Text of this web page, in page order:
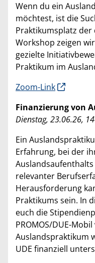
Wenn du ein
möchtest, ist die
Praktikumsplatz der
Workshop zeigen
gezielte
Praktikum im
Zoom-Link
Finanzierung von
Dienstag, 23.06.26,
Ein
Erfahrung, bei der
relevanter
Herausforderung
Praktikums sein. In
euch die
PROMOS/DUE-
Auslandspraktikum
UDE finanziell